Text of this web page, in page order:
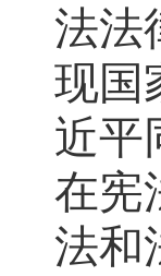
法法
现国
近平
在宪
法和